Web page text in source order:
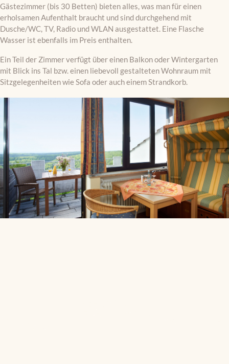
Gästezimmer (bis 30 Betten) bieten alles, was man für einen
erholsamen Aufenthalt braucht und sind durchgehend mit
Dusche/WC, TV, Radio und WLAN ausgestattet. Eine Flasche
Wasser ist ebenfalls im Preis enthalten.
Ein Teil der Zimmer verfügt über einen Balkon oder Wintergarten
mit Blick ins Tal bzw. einen liebevoll gestalteten Wohnraum mit
Sitzgelegenheiten wie Sofa oder auch einem Strandkorb.